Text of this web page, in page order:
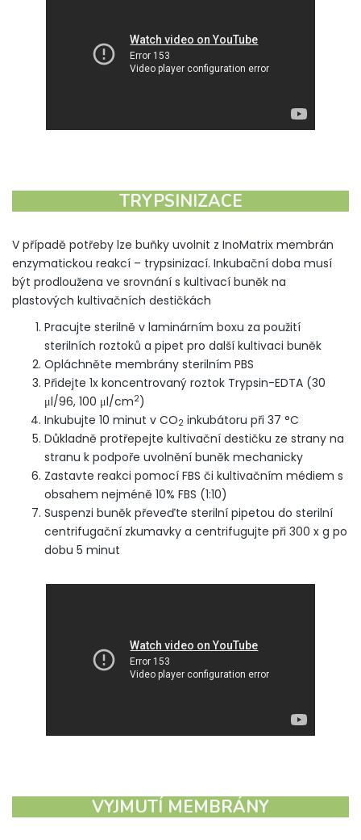
TRYPSINIZACE
V případě potřeby lze buňky uvolnit z InoMatrix membrán
enzymatickou reakcí – trypsinizací. Inkubační doba musí
být prodloužena ve srovnání s kultivací buněk na
plastových kultivačních destičkách
Pracujte sterilně v laminárním boxu za použití
sterilních roztoků a pipet pro další kultivaci buněk
Opláchněte membrány sterilním PBS
Přidejte 1x koncentrovaný roztok Trypsin-EDTA (30
μl/96, 100 μl/cm2)
Inkubujte 10 minut v CO2 inkubátoru při 37 °C
Důkladně protřepejte kultivační destičku ze strany na
stranu k podpoře uvolnění buněk mechanicky
Zastavte reakci pomocí FBS či kultivačním médiem s
obsahem nejméně 10% FBS (1:10)
Suspenzi buněk převeďte sterilní pipetou do sterilní
centrifugační zkumavky a centrifugujte při 300 x g po
dobu 5 minut
VYJMUTÍ MEMBRÁNY